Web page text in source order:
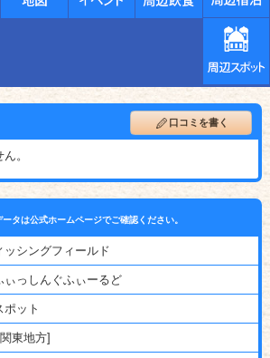
口コミを書く
。
タは公式ホームページでご確認ください。
ッシングフィールド
ぃっしんぐふぃーるど
ポット
東地方]